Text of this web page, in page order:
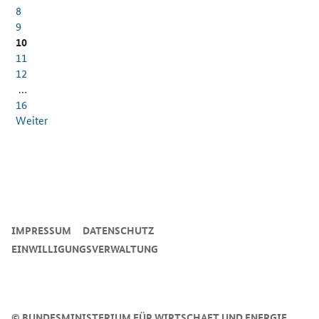
8
9
10
11
12
…
16
Weiter
IMPRESSUM
DATENSCHUTZ
EINWILLIGUNGSVERWALTUNG